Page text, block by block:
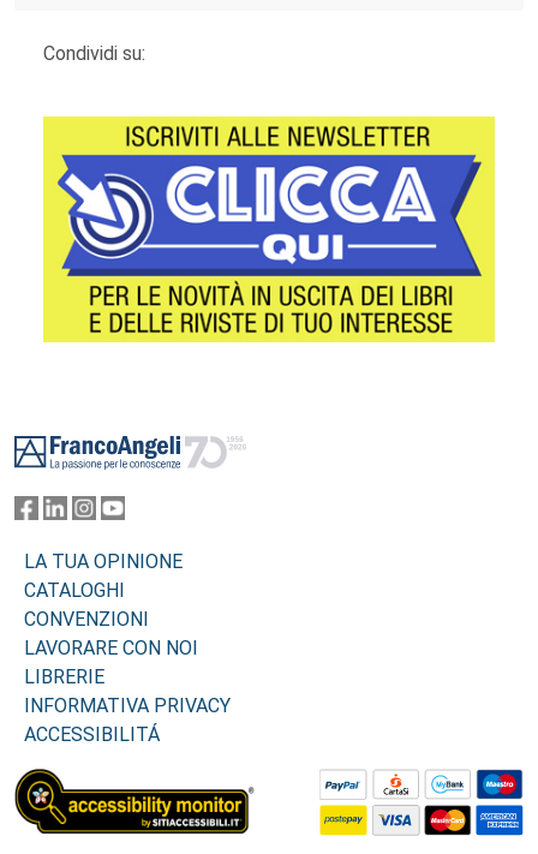
Condividi su:
LA TUA OPINIONE
CATALOGHI
CONVENZIONI
LAVORARE CON NOI
LIBRERIE
INFORMATIVA PRIVACY
ACCESSIBILITÁ